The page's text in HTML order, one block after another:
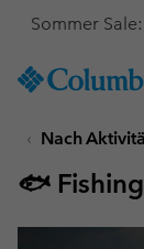
TO
SKIP
MAIN
Nach
🐟 Fishing